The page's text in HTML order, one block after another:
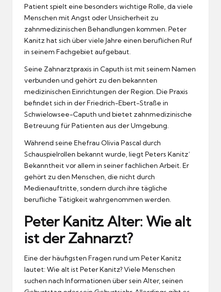
Patient spielt eine besonders wichtige Rolle, da viele
Menschen mit Angst oder Unsicherheit zu
zahnmedizinischen Behandlungen kommen. Peter
Kanitz hat sich über viele Jahre einen beruflichen Ruf
in seinem Fachgebiet aufgebaut.
Seine Zahnarztpraxis in Caputh ist mit seinem Namen
verbunden und gehört zu den bekannten
medizinischen Einrichtungen der Region. Die Praxis
befindet sich in der Friedrich-Ebert-Straße in
Schwielowsee-Caputh und bietet zahnmedizinische
Betreuung für Patienten aus der Umgebung.
Während seine Ehefrau Olivia Pascal durch
Schauspielrollen bekannt wurde, liegt Peters Kanitz’
Bekanntheit vor allem in seiner fachlichen Arbeit. Er
gehört zu den Menschen, die nicht durch
Medienauftritte, sondern durch ihre tägliche
berufliche Tätigkeit wahrgenommen werden.
Peter Kanitz Alter: Wie alt
ist der Zahnarzt?
Eine der häufigsten Fragen rund um Peter Kanitz
lautet: Wie alt ist Peter Kanitz? Viele Menschen
suchen nach Informationen über sein Alter, seinen